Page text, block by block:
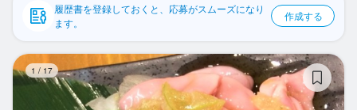
企業情報履歴書を登録しておくと、応募がスムーズになり
ます。
作成する
1 / 17